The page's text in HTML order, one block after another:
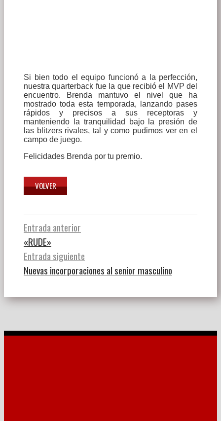
Si bien todo el equipo funcionó a la perfección,
nuestra quarterback fue la que recibió el MVP del
encuentro. Brenda mantuvo el nivel que ha
mostrado toda esta temporada, lanzando pases
rápidos y precisos a sus receptoras y
manteniendo la tranquilidad bajo la presión de
las blitzers rivales, tal y como pudimos ver en el
campo de juego.
Felicidades Brenda por tu premio.
Navegación
de
entradas
Entrada anterior
«RUDE»
Entrada siguiente
Nuevas incorporaciones al senior masculino